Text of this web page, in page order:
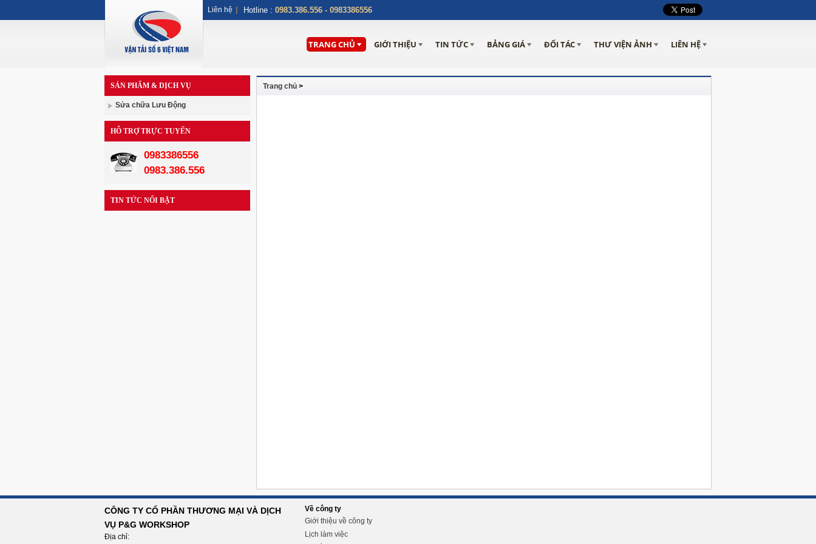
LIÊN HỆ
THƯ VIỆN ẢNH
ĐỐI TÁC
BẢNG GIÁ
TIN TỨC
GIỚI THIỆU
TRANG CHỦ
SẢN PHẨM & DỊCH VỤ
Sửa chữa Lưu Động
HỖ TRỢ TRỰC TUYẾN
0983386556
0983.386.556
TIN TỨC NỔI BẬT
Trang chủ >
CÔNG TY CỔ PHẦN THƯƠNG MẠI VÀ DỊCH
VỤ P&G WORKSHOP
Địa chỉ:
Về công ty
Giới thiệu về công ty
Lịch làm việc
Liên hệ Hotline : 0983.386.556 - 0983386556